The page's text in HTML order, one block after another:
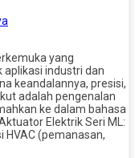
yang
industri dan
keandalannya, presisi,
adalah pengenalan
ke dalam bahasa
Elektrik Seri ML:
(pemanasan,